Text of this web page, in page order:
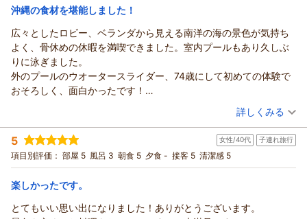
て御礼申し上げます。連泊のお客様にもより新鮮な喜びを感じ
きます。
これからも皆様に愛される心地よい空間づくりに努めてまいり
ます。またのお越しをスタッフ一同、心よりお待ち申し上げて
おります。
ます。
宿泊価格帯： 8,001～9,000円(大人一人あたり/税込)
サザンビーチホテル＆リゾート沖縄からの返信
この度は当ホテルにご連泊いただき、誠にありがとうございま
す。
朝食のメニューやお部屋の快適さにご満足いただけたとのこ
と、大変嬉しく拝読いたしました。
しかしながら、あいにくの大雨の際、駐車場からの移動で大変
なご不便をおかけし、心よりお詫び申し上げます。
エントランスへのタオル設置に関する貴重なご提案、誠にあり
がとうございます。「プールでの貸出よりも心地よいサービ
ス」という温かい視点でのアドバイスを真摯に受け止め、雨天
時にお客様の手足をすぐにお拭きいただけるよう、備品の設置
これからもお客様に寄り添った心地よいサービスを提供できる
沖縄の食材を堪能しました！
広々としたロビー、ベランダから見える南洋の海の景色が気持ち
よく、骨休めの休暇を満喫できました。室内プールもあり久しぶ
りに泳ぎました。
外のプールのウオータースライダー、74歳にして初めての体験で
おそろしく、面白かったです！
なんといっても夕食では、本土では高価な海ぶどうやモズク、豚
肉料理の数々が美味しくて、シークウアーサージュースやパイナ
ップル、スイカ等、目移りがするほどのたくさんのメニューでと
ても嬉しかったです。
バスで一駅のところにある「道の駅いとまん」の珍しい海産物の
です。
（投稿日：2026/06/03）
宿泊時期： 2026年05月宿泊 (一人旅)
投稿者： スマイルさん
宿泊プラン： 【今だけ！25％OFF】夕朝食ブッフェ付｜ガーデンプール＆目
の前のビーチOPEN！リゾートを一日中満喫♪
ツイン 朝・夕
宿泊価格帯： 22,001～23,000円(大人一人あたり/税込)
サザンビーチホテル＆リゾート沖縄からの返信
詳しくみる
5 女性/40代 子連れ旅行
項目別評価： 部屋 5 風呂 3 朝食 5 夕食 - 接客 5 清潔感 5
楽しかったです。
とてもいい思い出になりました！ありがとうございます。